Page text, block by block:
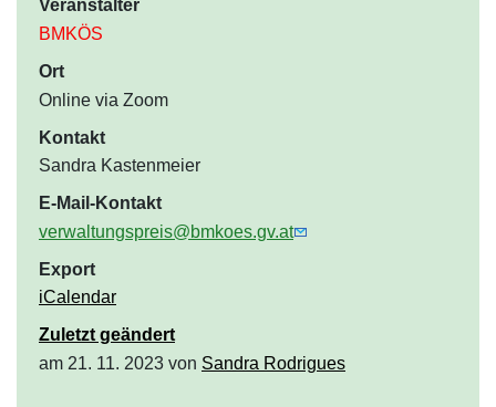
Veranstalter
BMKÖS
Ort
Online via Zoom
Kontakt
Sandra Kastenmeier
E-Mail-Kontakt
verwaltungspreis@bmkoes.gv.at
Export
iCalendar
Zuletzt geändert
am 21. 11. 2023 von Sandra Rodrigues